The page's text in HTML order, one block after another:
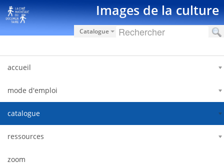
内容へスキップ Images de la culture
Catalogue
accueil
mode d'emploi
catalogue
ressources
zoom